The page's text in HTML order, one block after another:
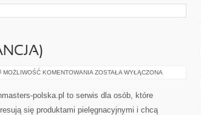
MOŻLIWOŚĆ KOMENTOWANIA L’ORÉAL
ZOSTAŁA WYŁĄCZONA
polska.pl to serwis dla osób, które
się produktami pielęgnacyjnymi i chcą